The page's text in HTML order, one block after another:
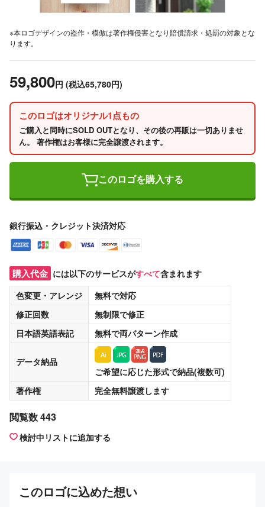
※本ロゴデザインの盗作・模倣は著作権侵害となり賠償請求・処罰の対象とな
ります。
59,800円 (税込65,780円)
このロゴはオリジナル1点もの
ご購入と同時にSOLD OUTとなり、その後の再販は一切ありませ
ん。 著作権はお客様に完全譲渡されます。
このロゴを購入する
銀行振込・クレジット決済対応
購入代金 には以下のサービスがすべて含まれます
色変更・アレンジ
無料で対応
修正回数
無制限で修正
日本語英語表記
無料で両パターン作成
データ納品
ご希望に応じた形式で納品(複数可)
著作権
完全無料譲渡します
閲覧数 443
検討中リストに追加する
このロゴに込めた想い